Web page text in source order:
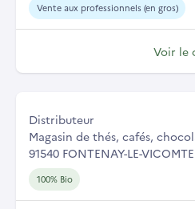
Vente aux professionnels (en gros)
Voir le
Distributeur
Magasin de thés, cafés,
91540 FONTENAY-LE-VICOMTE
100% Bio